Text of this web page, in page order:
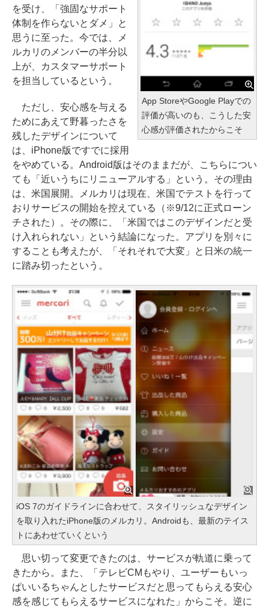
App StoreやGoogle Playでの
評価が高いのも、こうした安
心感が評価されたからこそ
を受け、「強固なサポート
体制を作らないとダメ」と
思うに至った。今では、メ
ルカリのメンバーの半分以
上が、カスタマーサポート
を担当しているという。
ただし、安心感を与える
ためにあえて野暮ったさを
残したデザインについて
は、iPhone版ですでに採用
をやめている。Android版はそのままだが、こちらについ
ても「近いうちにリニューアルする」という。その理由
は、米国展開。メルカリは現在、米国でテストを行って
おりサービスの開始を控えている（※9/12に正式ローン
チされた）。その際に、「米国ではこのデザインだと受
け入れられない」という結論になった。アプリを別々に
することも考えたが、「それそれで大変」と日米の統一
に踏み切ったという。
iOS 7のガイドラインに合わせて、スタイリッシュなデザイン
を取り入れたiPhone版のメルカリ。Androidも、最新のテイス
トにあわせていくという
思い切って変更できたのは、サービスが軌道に乗って
きたから。また、「テレビCMもやり、ユーザーもいっ
ぱいいるちゃんとしたサービスだと思ってもらえる安心
感を感じてもらえるサービスになれた」からこそ。逆に